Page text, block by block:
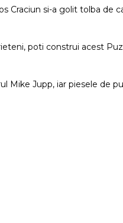
si-a golit tolba de
poti construi acest
Mike Jupp, iar piesele de